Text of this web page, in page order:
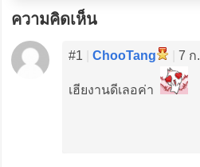
ความคิดเห็น
#1 ChooTang 7 ก
เฮียงานดีเลอค่า